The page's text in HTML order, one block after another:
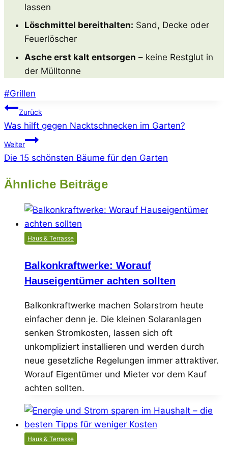
lassen
Löschmittel bereithalten: Sand, Decke oder
Feuerlöscher
Asche erst kalt entsorgen – keine Restglut in
der Mülltonne
Schlagworte:
#Grillen
Beitragsnavigation
Zurück
Was hilft gegen Nacktschnecken im Garten?
Weiter
Die 15 schönsten Bäume für den Garten
Ähnliche Beiträge
Haus & Terrasse
Balkonkraftwerke: Worauf
Hauseigentümer achten sollten
Balkonkraftwerke machen Solarstrom heute
einfacher denn je. Die kleinen Solaranlagen
senken Stromkosten, lassen sich oft
unkompliziert installieren und werden durch
neue gesetzliche Regelungen immer attraktiver.
Worauf Eigentümer und Mieter vor dem Kauf
achten sollten.
Haus & Terrasse